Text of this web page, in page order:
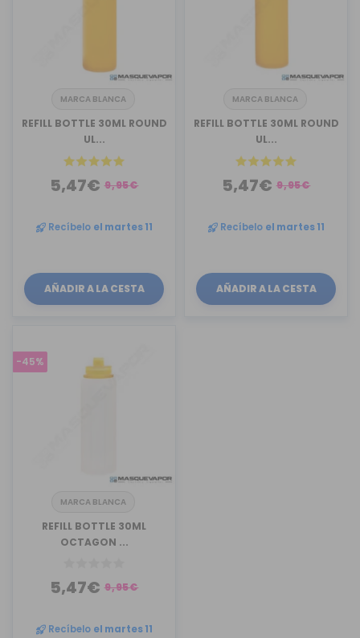
MARCA BLANCA
REFILL BOTTLE 30ML ROUND
UL...
5,47€ 9,95€
Recíbelo el martes 11
AÑADIR A LA CESTA
MARCA BLANCA
REFILL BOTTLE 30ML ROUND
UL...
5,47€ 9,95€
Recíbelo el martes 11
AÑADIR A LA CESTA
-45%
MARCA BLANCA
REFILL BOTTLE 30ML
OCTAGON ...
5,47€ 9,95€
Recíbelo el martes 11